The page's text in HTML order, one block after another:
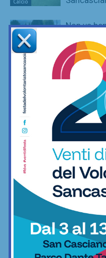
Calcio
Non va
il Firenze
Calcio
La
attacco:
ciliegina
Calcio
Serie D, il
finale-
Dilettanti,
Torna il
Salsi vale
Castellina